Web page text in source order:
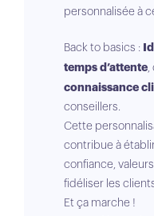
personnalisée à
Back to basics :
temps d’attente,
connaissance
conseillers.
Cette
contribue à
confiance,
fidéliser les
Et ça marche !